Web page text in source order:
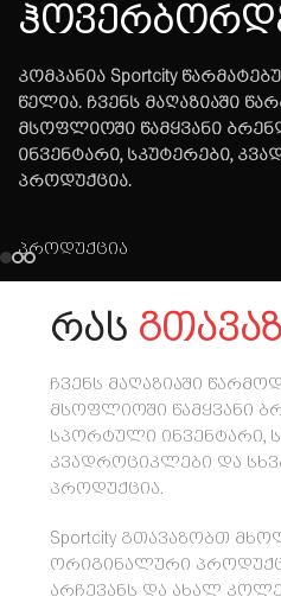
კომპანია Sportcity
წელია. ჩვენს მაღაზიაში
მსოფლიოში წამყვანი
ინვენტარი, სკუტერები,
პროდუქცია.
პროდუქცია
რას
ჩვენს მაღაზიაში
მსოფლიოში წამყვანი
სპორტული ინვენტარი,
კვადროციკლები და
პროდუქცია.
Sportcity გთავაზობთ
ორიგინალური
არჩევანს და ახალ